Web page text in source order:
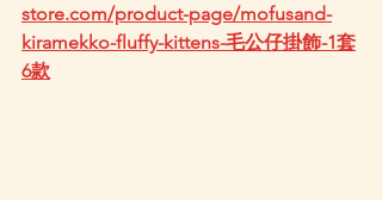
store.com/product-page/mofusand-
kiramekko-fluffy-kittens-毛公仔掛飾-1套
6款